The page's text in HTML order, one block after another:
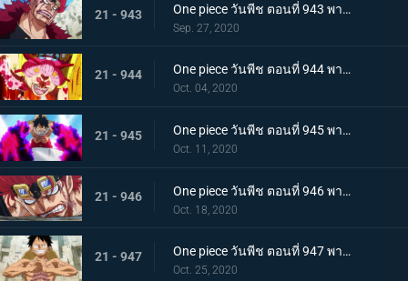
21 - 943 One piece วันพีช ตอนที่ 943 พากย์ไทย การตัดสินใจของลูฟี่ ทลายการแข่งซูโม่นรก!
Sep. 27, 2020
21 - 944 One piece วันพีช ตอนที่ 944 พากย์ไทย การมาของพายุ! บิ๊กมัมอาละวาด!
Oct. 04, 2020
21 - 945 One piece วันพีช ตอนที่ 945 พากย์ไทย ความแค้นถั่วแดงต้ม ลูฟี่เข้าตาจน
Oct. 11, 2020
21 - 946 One piece วันพีช ตอนที่ 946 พากย์ไทย หยุดยั้งสี่จักรพรรดิ! แผนการลับของควีน
Oct. 18, 2020
21 - 947 One piece วันพีช ตอนที่ 947 พากย์ไทย อาวุธทรงอานุภาพ! กระสุนโรคระบาดที่เล็งไปที่ลูฟี่
Oct. 25, 2020